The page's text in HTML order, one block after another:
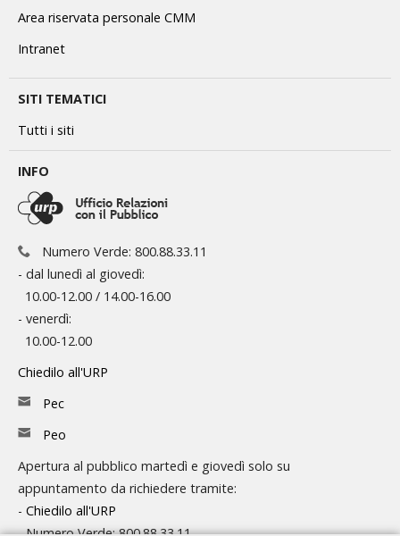
Area riservata personale CMM
Intranet
SITI TEMATICI
Tutti i siti
INFO
Numero Verde: 800.88.33.11
- dal lunedì al giovedì:
10.00-12.00 / 14.00-16.00
- venerdì:
10.00-12.00
Chiedilo all'URP
Pec
Peo
Apertura al pubblico martedì e giovedì solo su
appuntamento da richiedere tramite:
- Chiedilo all'URP